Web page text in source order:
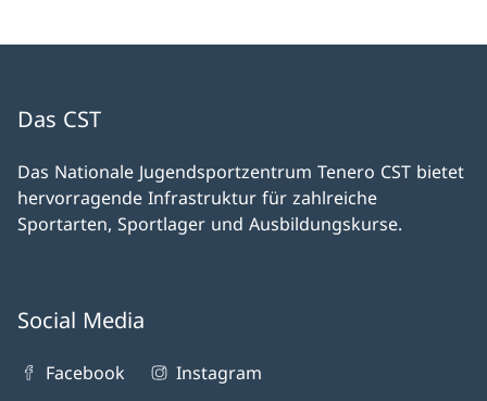
Das CST
Das Nationale Jugendsportzentrum Tenero CST bietet
hervorragende Infrastruktur für zahlreiche
Sportarten, Sportlager und Ausbildungskurse.
Social Media
Facebook Instagram